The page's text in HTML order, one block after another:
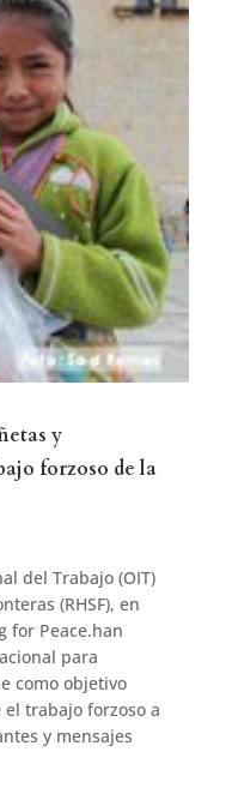
y
forzoso de la
del Trabajo (OIT)
(RHSF), en
for Peace.han
para
como objetivo
trabajo forzoso a
y mensajes